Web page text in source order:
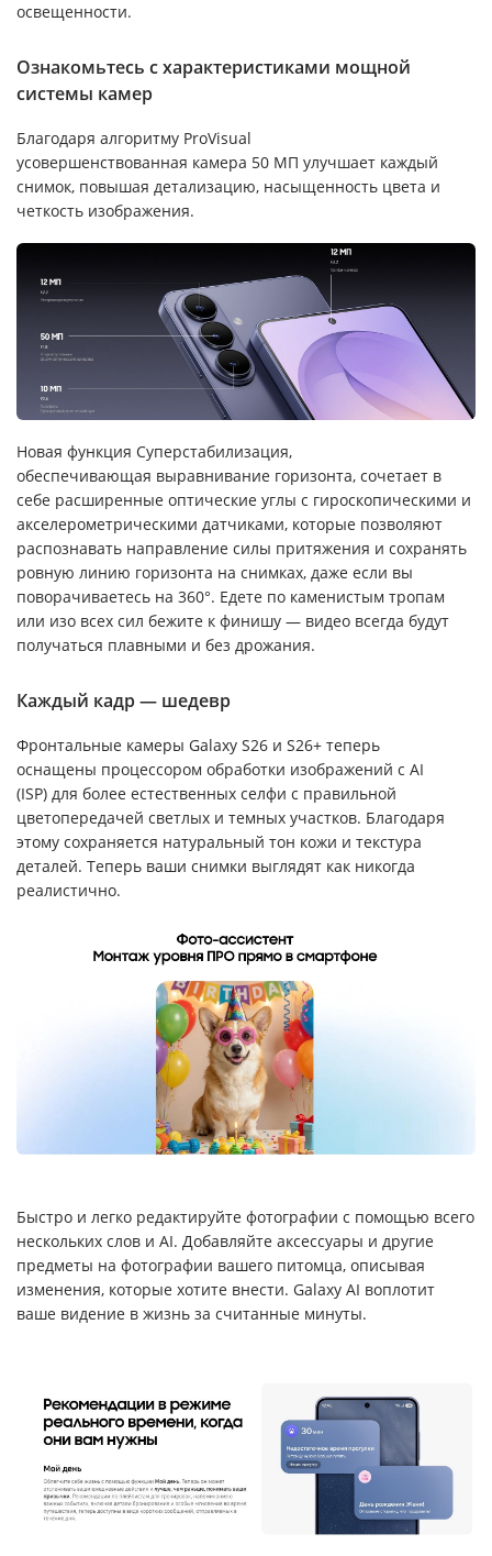
освещенности.
Ознакомьтесь с характеристиками мощной
системы камер
Благодаря алгоритму ProVisual
усовершенствованная камера 50 МП улучшает каждый
снимок, повышая детализацию, насыщенность цвета и
четкость изображения.
Новая функция Суперстабилизация,
обеспечивающая выравнивание горизонта, сочетает в
себе расширенные оптические углы с гироскопическими и
акселерометрическими датчиками, которые позволяют
распознавать направление силы притяжения и сохранять
ровную линию горизонта на снимках, даже если вы
поворачиваетесь на 360°. Едете по каменистым тропам
или изо всех сил бежите к финишу — видео всегда будут
получаться плавными и без дрожания.
Каждый кадр — шедевр
Фронтальные камеры Galaxy S26 и S26+ теперь
оснащены процессором обработки изображений с AI
(ISP) для более естественных селфи с правильной
цветопередачей светлых и темных участков. Благодаря
этому сохраняется натуральный тон кожи и текстура
деталей. Теперь ваши снимки выглядят как никогда
реалистично.
Быстро и легко редактируйте фотографии с помощью всего
нескольких слов и AI. Добавляйте аксессуары и другие
предметы на фотографии вашего питомца, описывая
изменения, которые хотите внести. Galaxy AI воплотит
ваше видение в жизнь за считанные минуты.